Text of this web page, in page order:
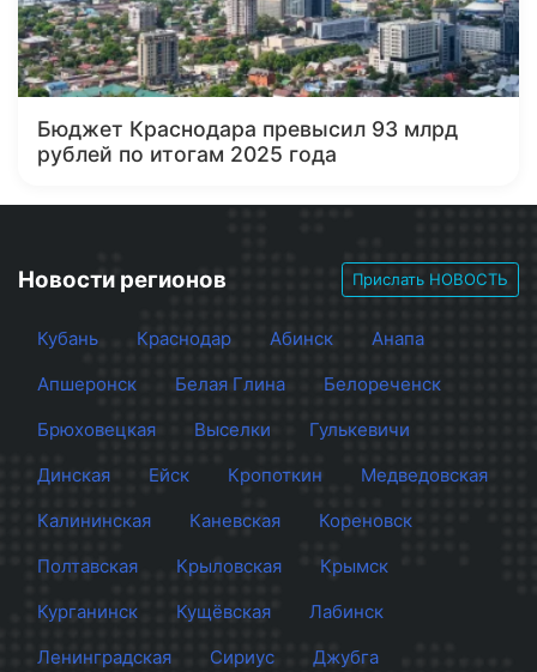
Бюджет Краснодара превысил 93 млрд
рублей по итогам 2025 года
Новости регионов Прислать НОВОСТЬ
Кубань Краснодар Абинск
Анапа
Апшеронск
Белая Глина
Белореченск
Брюховецкая
Выселки
Гулькевичи
Динская
Ейск Кропоткин
Медведовская
Калининская
Каневская
Кореновск
Полтавская
Крыловская
Крымск
Курганинск
Кущёвская
Лабинск
Ленинградская
Сириус
Джубга